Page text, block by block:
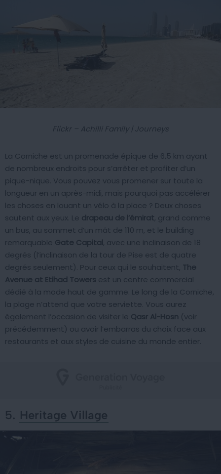
Flickr – Achilli Family | Journeys
La Corniche est un promenade épique de 6,5 km ayant
de nombreux endroits pour s’arrêter et profiter d’un
pique-nique. Vous pouvez vous promener sur toute la
longueur en un après-midi, mais pourquoi pas accélérer
les choses en louant un vélo à la place ? Deux choses
sautent aux yeux. Le drapeau de l’émirat, grand comme
un bus, au sommet d’un mât de 110 m, et le building
remarquable Gate Capital, avec une inclinaison de 18
degrés (l’inclinaison de la tour de Pise est de quatre
degrés seulement). Pour ceux qui le souhaitent, The
Avenue at Etihad Towers est un centre commercial
dédié à la mode haut de gamme. Le long de la Corniche,
la plage n’attend que votre serviette. Vous aurez
également l’occasion de visiter le Qasr Al-Hosn (voir
précédemment) ou avoir l’embarras du choix face aux
restaurants et aux styles de cuisine du monde entier.
5. Heritage Village